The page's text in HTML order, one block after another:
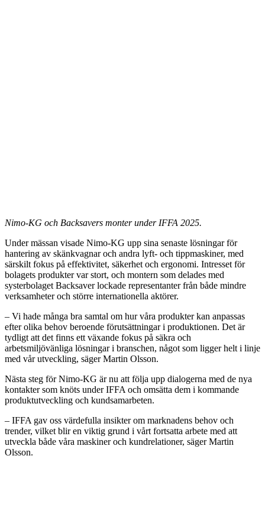
Nimo-KG och Backsavers monter under IFFA 2025.
Under mässan visade Nimo-KG upp sina senaste lösningar för
hantering av skänkvagnar och andra lyft- och tippmaskiner, med
särskilt fokus på effektivitet, säkerhet och ergonomi. Intresset för
bolagets produkter var stort, och montern som delades med
systerbolaget Backsaver lockade representanter från både mindre
verksamheter och större internationella aktörer.
– Vi hade många bra samtal om hur våra produkter kan anpassas
efter olika behov beroende förutsättningar i produktionen. Det är
tydligt att det finns ett växande fokus på säkra och
arbetsmiljövänliga lösningar i branschen, något som ligger helt i linje
med vår utveckling, säger Martin Olsson.
Nästa steg för Nimo-KG är nu att följa upp dialogerna med de nya
kontakter som knöts under IFFA och omsätta dem i kommande
produktutveckling och kundsamarbeten.
– IFFA gav oss värdefulla insikter om marknadens behov och
trender, vilket blir en viktig grund i vårt fortsatta arbete med att
utveckla både våra maskiner och kundrelationer, säger Martin
Olsson.